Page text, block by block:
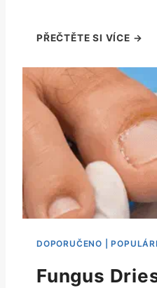
Fungus